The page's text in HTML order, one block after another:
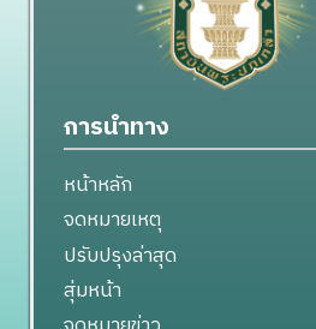
การนำทาง
หน้าหลัก
จดหมายเหตุ
ปรับปรุงล่าสุด
สุ่มหน้า